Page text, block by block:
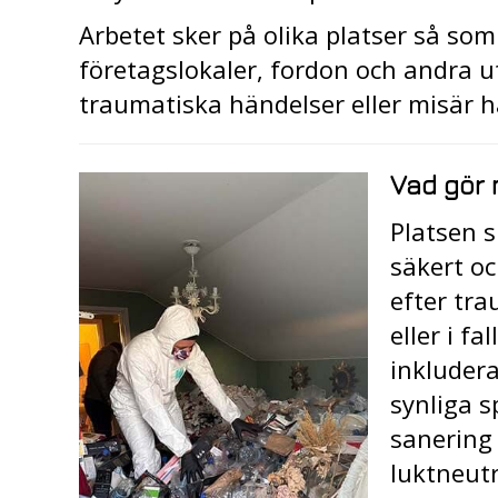
Arbetet sker på olika platser så
företagslokaler, fordon och andra
traumatiska händelser eller misär
Vad gör
Platsen
säkert
efter
eller i
synliga
sanering